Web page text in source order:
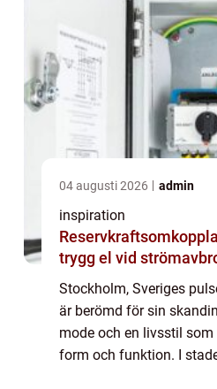
04 augusti 2026 admin
inspiration
Reservkraftsomkopplare
trygg el vid
Stockholm, Sveriges
är berömd för sin
mode och en livsstil
form och funktion. I